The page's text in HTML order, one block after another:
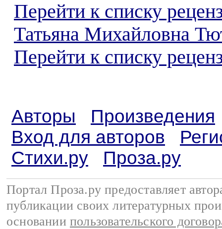
Перейти к списку
Татьяна Михайловна
Перейти к списку
Авторы
Произведения
Вход для авторов
Стихи.ру
Проза.ру
Портал Проза.ру предоставляет
публикации своих литературных
основании пользовательского